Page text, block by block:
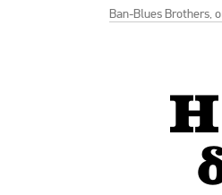
Ban-Blues Brothers,
H